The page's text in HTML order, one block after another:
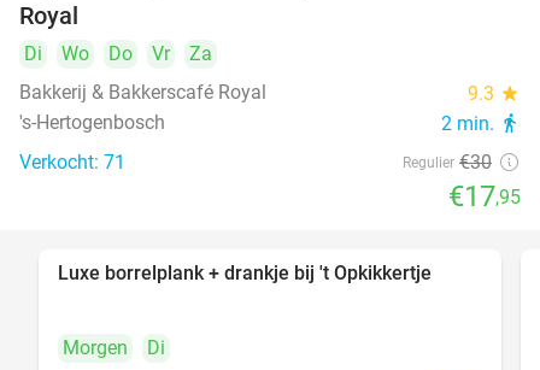
Royal
Di Wo Do Vr
Za
Bakkerij & Bakkerscafé Royal
9.3 star
's-Hertogenbosch 2 min. directions_walk
Verkocht: 71 Regulier €30
€17,95
Luxe borrelplank + drankje bij 't Opkikkertje
Morgen
Di